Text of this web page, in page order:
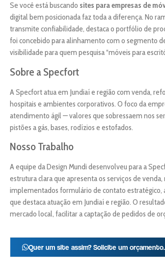
Se você está buscando sites para empresas de
digital bem posicionada faz toda a diferença. No
transmite confiabilidade, destaca o portfólio de
foi concebido para alinhamento com o segmento
visibilidade para quem pesquisa “móveis para
Sobre a Specfort
A Specfort atua em Jundiaí e região com venda,
hospitais e ambientes corporativos. O foco da
atendimento ágil — valores que sobressaem nos
pistões a gás, bases, rodízios e estofados.
Nosso Trabalho
A equipe da Design Mundi desenvolveu para a
estrutura clara que apresenta os serviços de
implementados formulário de contato estratégico,
que destaca atuação em Jundiaí e região. O
mercado local, facilitar a captação de pedidos de
Quer um site assim? Solicite um orçamento.